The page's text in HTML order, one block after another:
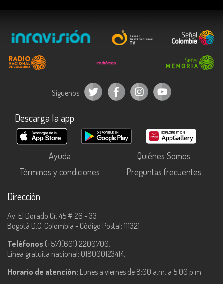
Síguenos
Descarga la app
Ayuda
Quiénes Somos
Términos y condiciones
Preguntas frecuentes
Dirección
Av. El Dorado Cr. 45 # 26 - 33
Bogotá D.C, Colombia - Código Postal: 111321
Teléfonos (+57)(601) 2200700.
Línea gratuita nacional: 018000123414.
Horario de atención: Lunes a viernes de 8:00 a.m. a 5:00 p.m.